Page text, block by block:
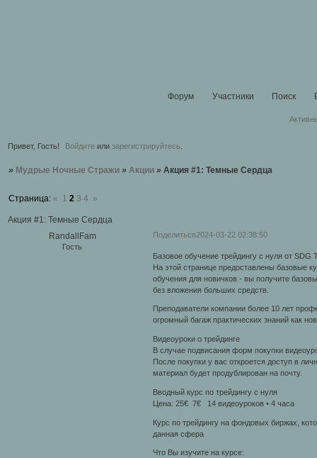
Форум Участники Поиск
Привет, Гость! Войдите или зарегистрируйтесь.
» Мудрые Ночные Стражи » Акции » Акция #1: Темные Сердца
Акция #1: Темные Сердца
Страница: « 1 2 3 4 »
Поделиться2024-03-22 02:38:50
RandallFam
Гость
Базовое обучение трейдингу с нуля от SDG
На этой странице предоставлены базовые
обучения для новичков - вы получите
без вложения больших средств.
Преподаватели компании более 10 лет
огромный багаж практических знаний как
Видеоуроки о трейдинге
В случае подвисания форм покупки
После покупки у вас откроется доступ в
материал будет продублирован на почту.
Вводный курс по трейдингу с нуля
Цена: 25€ 7€ 14 видеоуроков • 4 часа
Курс по трейдингу на фондовых биржах,
данная сфера
Что Вы изучите на курсе: